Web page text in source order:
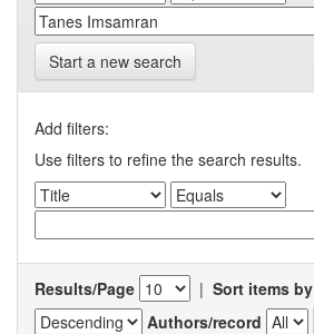
Start a new search
Add filters:
Use filters to refine the search results.
Results/Page | Sort items by
Authors/record